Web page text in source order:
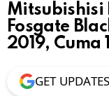
Mitsubishisi
Fosgate
2019, Cuma
GET